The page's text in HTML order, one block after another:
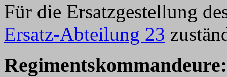
Für die Ersatzgestellung
Ersatz-Abteilung 23
Regimentskommandeure: